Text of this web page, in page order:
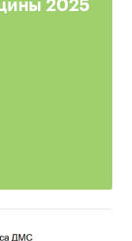
2025